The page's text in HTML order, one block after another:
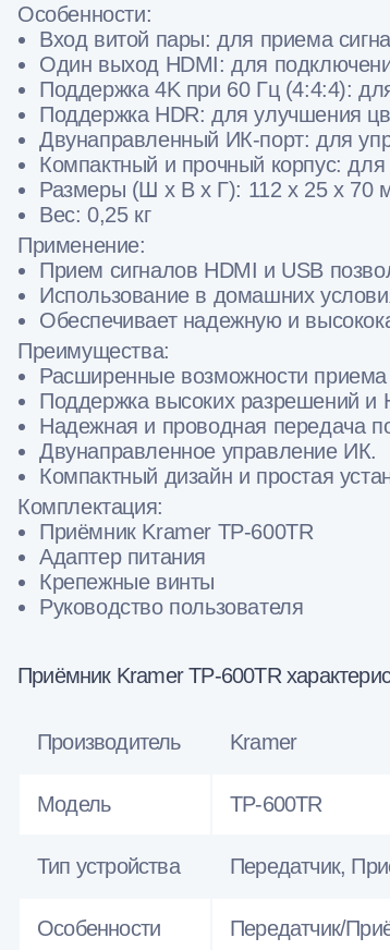
Особенности:
Вход витой пары: для приема
Один выход HDMI: для
Поддержка 4K при 60 Гц (4:4:4):
Поддержка HDR: для улучшения
Двунаправленный ИК-порт: для
Компактный и прочный корпус: для
Размеры (Ш х В х Г): 112 х 25 х 70
Вес: 0,25 кг
Применение:
Прием сигналов HDMI и USB
Использование в домашних
Обеспечивает надежную и
Преимущества:
Расширенные возможности
Поддержка высоких разрешений и
Надежная и проводная передача
Двунаправленное управление ИК.
Компактный дизайн и простая
Комплектация:
Приёмник Kramer TP-600TR
Адаптер питания
Крепежные винты
Руководство пользователя
Приёмник Kramer TP-600TR
Производитель Kramer
Модель TP-600TR
Тип устройства Передатчик,
Особенности Передатчик/